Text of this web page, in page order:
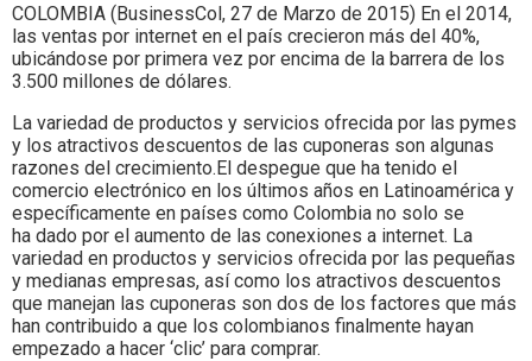
COLOMBIA (BusinessCol, 27 de Marzo de 2015) En el 2014,
las ventas por internet en el país crecieron más del 40%,
ubicándose por primera vez por encima de la barrera de los
3.500 millones de dólares.
La variedad de productos y servicios ofrecida por las pymes
y los atractivos descuentos de las cuponeras son algunas
razones del crecimiento.El despegue que ha tenido el
comercio electrónico en los últimos años en Latinoamérica y
específicamente en países como Colombia no solo se
ha dado por el aumento de las conexiones a internet. La
variedad en productos y servicios ofrecida por las pequeñas
y medianas empresas, así como los atractivos descuentos
que manejan las cuponeras son dos de los factores que más
han contribuido a que los colombianos finalmente hayan
empezado a hacer ‘clic’ para comprar.